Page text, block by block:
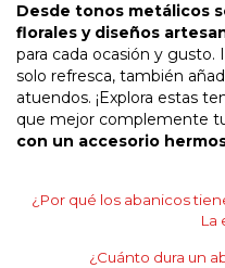
Desde tonos metálicos
florales y diseños
para cada ocasión y gusto.
solo refresca, también
atuendos. ¡Explora estas
que mejor complemente
con un accesorio
¿Por qué los abanicos
La
¿Cuánto dura un